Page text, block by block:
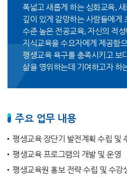
폭넓고 새롭게 하는 심화교육,
깊이 있게 갈망하는 사람들에게
수준 높은 전공교육, 자신의 적
지식교육을 수요자에게 제공함
평생교육 욕구를 충족시키고 보
삶을 영위하는데 기여하고자 하
주요 업무 내용
평생교육 장단기 발전계획 수립 및
평생교육 프로그램의 개발 및 운영
평생교육원 홍보 전략 수립 및 수강